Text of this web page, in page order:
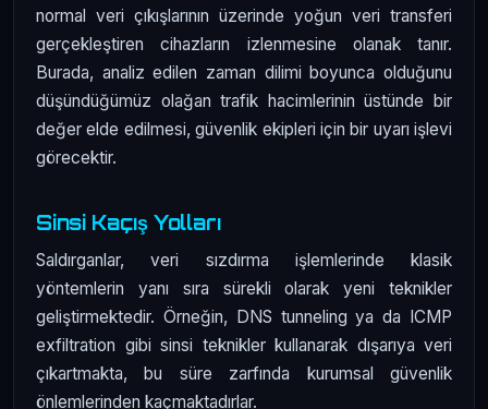
normal veri çıkışlarının üzerinde yoğun veri transferi
gerçekleştiren cihazların izlenmesine olanak tanır.
Burada, analiz edilen zaman dilimi boyunca olduğunu
düşündüğümüz olağan trafik hacimlerinin üstünde bir
değer elde edilmesi, güvenlik ekipleri için bir uyarı işlevi
görecektir.
Sinsi Kaçış Yolları
Saldırganlar, veri sızdırma işlemlerinde klasik
yöntemlerin yanı sıra sürekli olarak yeni teknikler
geliştirmektedir. Örneğin, DNS tunneling ya da ICMP
exfiltration gibi sinsi teknikler kullanarak dışarıya veri
çıkartmakta, bu süre zarfında kurumsal güvenlik
önlemlerinden kaçmaktadırlar.